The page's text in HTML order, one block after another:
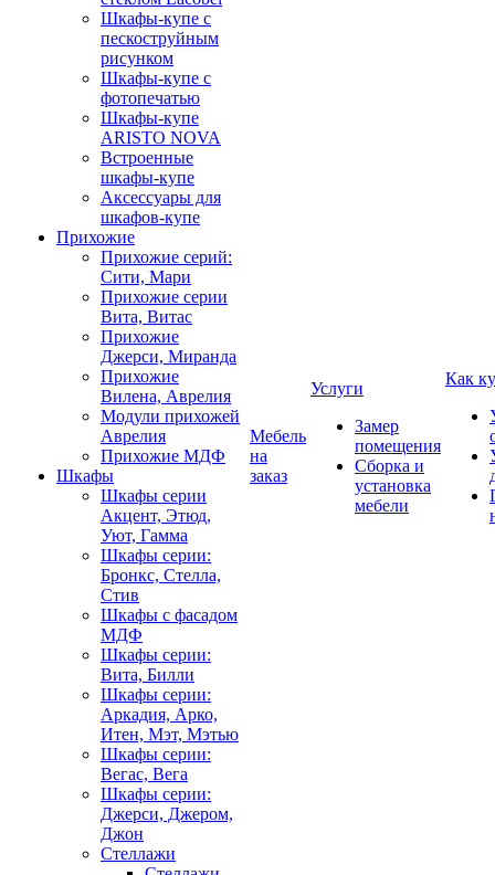
Шкафы-купе с
пескоструйным
рисунком
Шкафы-купе с
фотопечатью
Шкафы-купе
ARISTO NOVA
Встроенные
шкафы-купе
Аксессуары для
шкафов-купе
Прихожие
Прихожие серий:
Сити, Мари
Прихожие серии
Вита, Витас
Прихожие
Джерси, Миранда
Прихожие
Вилена, Аврелия
Модули прихожей
Аврелия
Прихожие МДФ
Шкафы
Шкафы серии
Акцент, Этюд,
Уют, Гамма
Шкафы серии:
Бронкс, Стелла,
Стив
Шкафы с фасадом
МДФ
Шкафы серии:
Вита, Билли
Шкафы серии:
Аркадия, Арко,
Итен, Мэт, Мэтью
Шкафы серии:
Вегас, Вега
Шкафы серии:
Джерси, Джером,
Джон
Стеллажи
Мебель
на
заказ
Услуги
Замер
помещения
Сборка и
установка
мебели
Как